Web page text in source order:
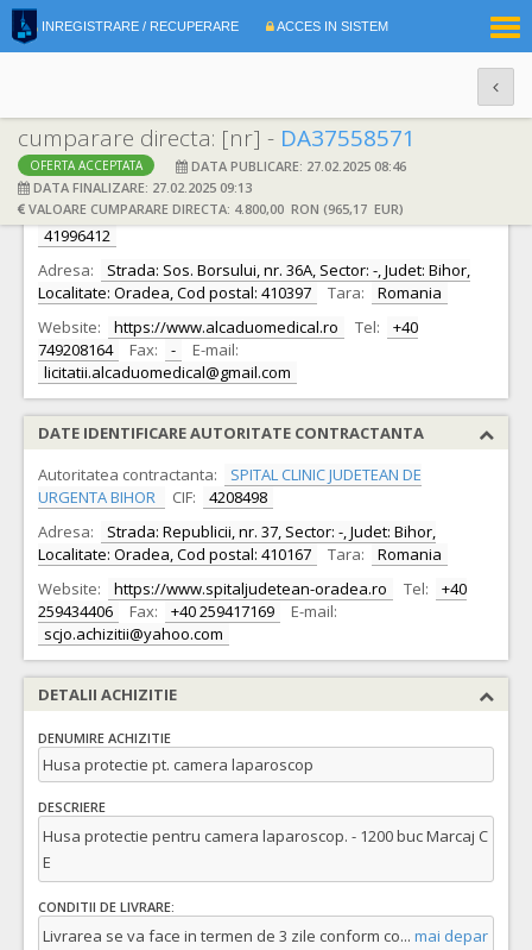
INREGISTRARE / RECUPERARE ACCES IN SISTEM
cumparare directa: [nr] - DA37558571
OFERTA ACCEPTATA
DATA PUBLICARE: 27.02.2025 08:46
DATA FINALIZARE: 27.02.2025 09:13
VALOARE CUMPARARE DIRECTA: 4.800,00 RON (965,17 EUR)
DATE IDENTIFICARE OFERTANT
Ofertant: S.C. ALCA DUO MEDICAL S.R.L. S.R.L.
CIF:
41996412
Adresa:
Strada: Sos. Borsului, nr. 36A, Sector: -, Judet: Bihor,
Localitate: Oradea, Cod postal: 410397
Tara:
Romania
Website:
https://www.alcaduomedical.ro Tel:
+40
749208164
Fax: -
E-mail:
licitatii.alcaduomedical@gmail.com
DATE IDENTIFICARE AUTORITATE CONTRACTANTA
Autoritatea contractanta:
SPITAL CLINIC JUDETEAN DE
URGENTA BIHOR
CIF:
4208498
Adresa:
Strada: Republicii, nr. 37, Sector: -, Judet: Bihor,
Localitate: Oradea, Cod postal: 410167
Tara:
Romania
Website:
https://www.spitaljudetean-oradea.ro Tel:
+40
259434406
Fax: +40 259417169
E-mail:
scjo.achizitii@yahoo.com
DETALII ACHIZITIE
DENUMIRE ACHIZITIE
Husa protectie pt. camera laparoscop
DESCRIERE
Husa protectie pentru camera laparoscop. - 1200 buc Marcaj C
E
CONDITII DE LIVRARE:
Livrarea se va face in termen de 3 zile conform co... mai depar